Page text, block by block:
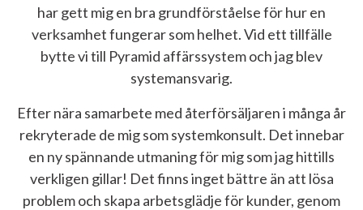
har gett mig en bra grundförståelse för hur en
verksamhet fungerar som helhet. Vid ett tillfälle
bytte vi till Pyramid affärssystem och jag blev
systemansvarig.
Efter nära samarbete med återförsäljaren i många år
rekryterade de mig som systemkonsult. Det innebar
en ny spännande utmaning för mig som jag hittills
verkligen gillar! Det finns inget bättre än att lösa
problem och skapa arbetsglädje för kunder, genom